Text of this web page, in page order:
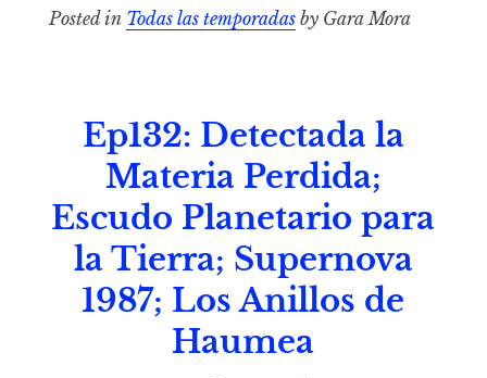
Posted in Todas las temporadasby Gara Mora
Ep132: Detectada la
Materia Perdida;
Escudo Planetario para
la Tierra; Supernova
1987; Los Anillos de
Haumea